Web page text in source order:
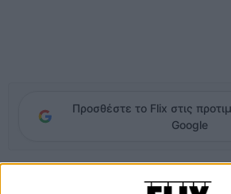
Προσθέστε το Flix στις
Google
εδω και καιρό, με κύριους πυλώνες την